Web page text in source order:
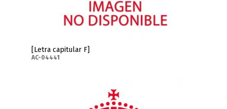
[Letra capitular F]
AC-04441